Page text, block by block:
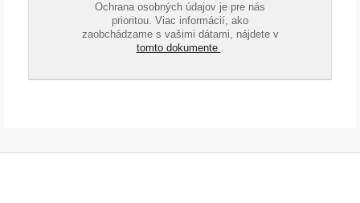
Ochrana osobných údajov je pre nás
prioritou. Viac informácií, ako
zaobchádzame s vašimi dátami, nájdete v
tomto dokumente .